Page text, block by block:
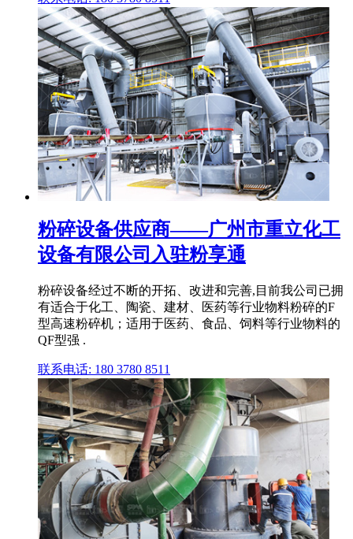
粉碎设备供应商——广州市重立化工
设备有限公司入驻粉享通
粉碎设备经过不断的开拓、改进和完善,目前我公司已拥
有适合于化工、陶瓷、建材、医药等行业物料粉碎的F
型高速粉碎机；适用于医药、食品、饲料等行业物料的
QF型强 .
联系电话: 180 3780 8511